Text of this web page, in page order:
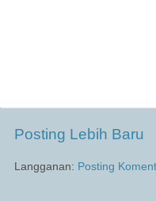
Posting Lebih Baru
Langganan: Posting